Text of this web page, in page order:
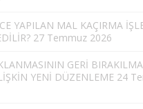
YAPILAN MAL KAÇIRMA
27 Temmuz 2026
GERİ
YENİ DÜZENLEME 24